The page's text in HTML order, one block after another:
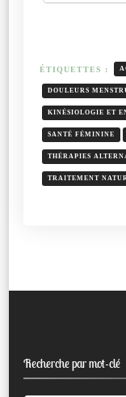
ÉTIQUETTES :
DOULEURS
KINÉSIOLOGIE ET
SANTÉ FÉMININE
THÉRAPIES
TRAITEMENT
Recherche par mot-clé